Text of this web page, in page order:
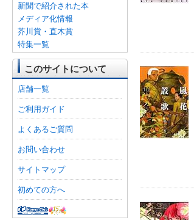
新聞で紹介された本
メディア化情報
芥川賞・直木賞
特集一覧
このサイトについて
店舗一覧
ご利用ガイド
よくあるご質問
お問い合わせ
サイトマップ
初めての方へ